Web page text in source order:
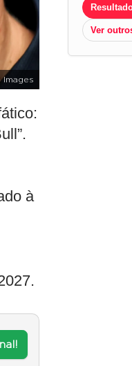
Images
à
Ver